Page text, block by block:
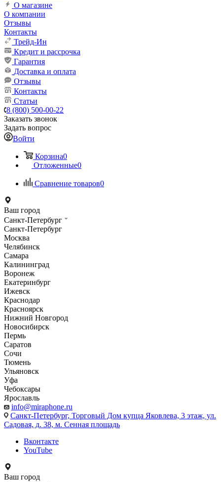
О магазине
О компании
Отзывы
Контакты
Трейд-Ин
Кредит и рассрочка
Гарантия
Доставка и оплата
Отзывы
Контакты
Статьи
8 (800) 500-00-22
Заказать звонок
Задать вопрос
Войти
Корзина0
Отложенные0
Сравнение товаров0
Ваш город
Санкт-Петербург
Санкт-Петербург
Москва
Челябинск
Самара
Калининград
Воронеж
Екатеринбург
Ижевск
Краснодар
Красноярск
Нижний Новгород
Новосибирск
Пермь
Саратов
Сочи
Тюмень
Ульяновск
Уфа
Чебоксары
Ярославль
info@miraphone.ru
Санкт-Петербург, Торговый Дом купца Яковлева, 3 этаж, ул.
Садовая, д. 38, м. Сенная площадь
Вконтакте
YouTube
Ваш город